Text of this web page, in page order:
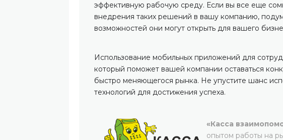
эффективную рабочую среду. Если вы все еще
внедрения таких решений в вашу компанию,
возможностей они могут открыть для вашего
Использование мобильных приложений для
который поможет вашей компании оставаться
быстро меняющегося рынка. Не упустите шанс
технологий для достижения успеха.
«Касса
опытом работы на